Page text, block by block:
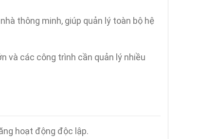
thông minh, giúp quản lý toàn bộ hệ
và các công trình cần quản lý nhiều
hoạt động độc lập.